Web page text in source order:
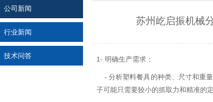
公司新闻
行业新闻
技术问答
苏州屹启振机械
1- 明确生产需求：
- 分析塑料餐具的种类、尺寸和重
子可能只需要较小的抓取力和精准的